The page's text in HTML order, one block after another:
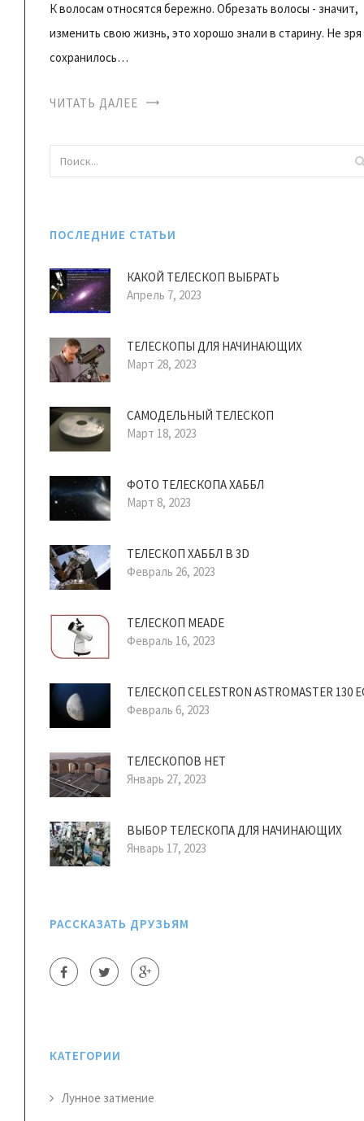
К волосам относятся бережно. Обрезать волосы - значит,
изменить свою жизнь, это хорошо знали в старину. Не зря
сохранилось…
ЧИТАТЬ ДАЛЕЕ
ПОСЛЕДНИЕ СТАТЬИ
КАКОЙ ТЕЛЕСКОП ВЫБРАТЬ
Апрель 7, 2023
ТЕЛЕСКОПЫ ДЛЯ НАЧИНАЮЩИХ
Март 28, 2023
САМОДЕЛЬНЫЙ ТЕЛЕСКОП
Март 18, 2023
ФОТО ТЕЛЕСКОПА ХАББЛ
Март 8, 2023
ТЕЛЕСКОП ХАББЛ В 3D
Февраль 26, 2023
ТЕЛЕСКОП MEADE
Февраль 16, 2023
ТЕЛЕСКОП CELESTRON ASTROMASTER 130
Февраль 6, 2023
ТЕЛЕСКОПОВ НЕТ
Январь 27, 2023
ВЫБОР ТЕЛЕСКОПА ДЛЯ НАЧИНАЮЩИХ
Январь 17, 2023
РАССКАЗАТЬ ДРУЗЬЯМ
КАТЕГОРИИ
Лунное затмение